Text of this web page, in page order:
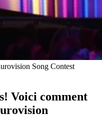
Song Contest
Voici comment